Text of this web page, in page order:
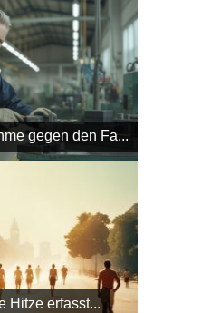
gegen den Fa...
Hitze erfasst...